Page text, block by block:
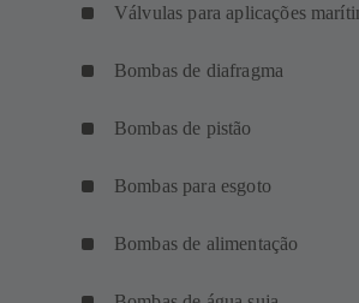
Válvulas para aplicações
Bombas de diafragma
Bombas de pistão
Bombas para esgoto
Bombas de alimentação